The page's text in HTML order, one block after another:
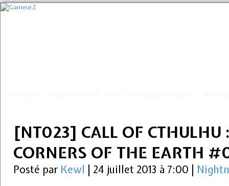
[NT023] CALL OF CTHULHU
CORNERS OF THE EARTH
Posté par Kewl 24 juillet 2013 à 7:00